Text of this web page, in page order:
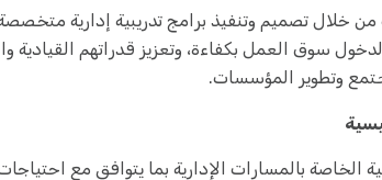
خلال تصميم وتنفيذ برامج تدريبية إدارية
لدخول سوق العمل بكفاءة، وتعزيز قدراتهم القيادية
وتطوير المؤسسات.
الخاصة بالمسارات الإدارية بما يتوافق مع